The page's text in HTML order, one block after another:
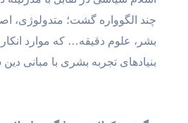
چند الگوواره گشت؛ متدولوژی،
بشر، علوم دقیقه… که موارد
بنیادهای تجربه بشری با مبانی